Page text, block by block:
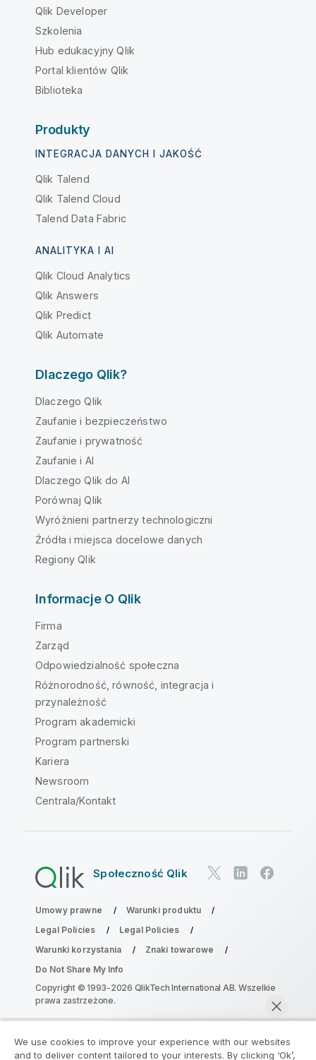
Qlik Developer
Szkolenia
Hub edukacyjny Qlik
Portal klientów Qlik
Biblioteka
Produkty
INTEGRACJA DANYCH I JAKOŚĆ
Qlik Talend
Qlik Talend Cloud
Talend Data Fabric
ANALITYKA I AI
Qlik Cloud Analytics
Qlik Answers
Qlik Predict
Qlik Automate
Dlaczego Qlik?
Dlaczego Qlik
Zaufanie i bezpieczeństwo
Zaufanie i prywatność
Zaufanie i AI
Dlaczego Qlik do AI
Porównaj Qlik
Wyróżnieni partnerzy technologiczni
Źródła i miejsca docelowe danych
Regiony Qlik
Informacje O Qlik
Firma
Zarząd
Odpowiedzialność społeczna
Różnorodność, równość, integracja i
przynależność
Program akademicki
Program partnerski
Kariera
Newsroom
Centrala/Kontakt
Społeczność Qlik
Umowy prawne
Warunki produktu
Legal Policies
Legal Policies
Warunki korzystania
Znaki towarowe
Do Not Share My Info
Copyright © 1993-2026 QlikTech International AB. Wszelkie
prawa zastrzeżone.
Dołącz do Programu Modernizacji
We use cookies to improve your experience with our websites
and to deliver content tailored to your interests. By clicking ‘Ok’,